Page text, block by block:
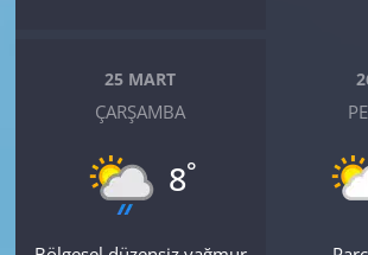
25 MART
ÇARŞAMBA
8°